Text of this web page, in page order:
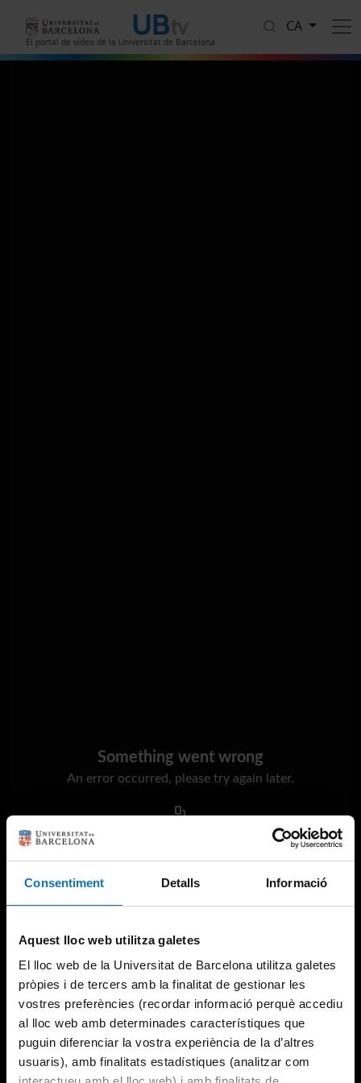
Consentiment Detalls Informació
Aquest lloc web utilitza galetes
El lloc web de la Universitat de Barcelona utilitza galetes
pròpies i de tercers amb la finalitat de gestionar les
vostres preferències (recordar informació perquè accediu
al lloc web amb determinades característiques que
puguin diferenciar la vostra experiència de la d’altres
usuaris), amb finalitats estadístiques (analitzar com
El portal de vídeo de la Universitat de Barcelona
CA
Something went wrong
An error occurred, please try again later.